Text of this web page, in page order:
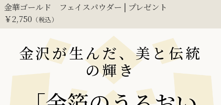
金華ゴールド フェイスパウダー | プレゼント
￥2,750 （税込）
金沢が生んだ、美と伝統
の輝き